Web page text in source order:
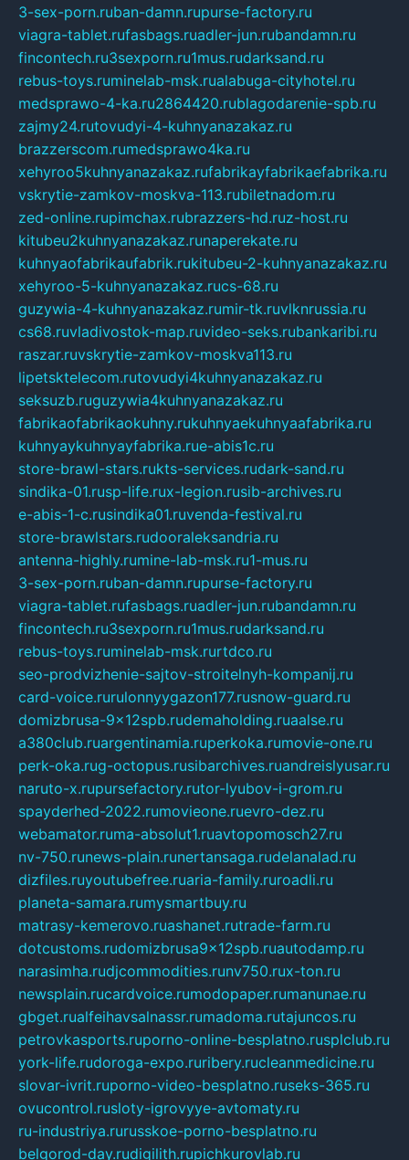
3-sex-porn.ruban-damn.rupurse-factory.ru
viagra-tablet.rufasbags.ruadler-jun.rubandamn.ru
fincontech.ru3sexporn.ru1mus.rudarksand.ru
rebus-toys.ruminelab-msk.rualabuga-cityhotel.ru
medsprawo-4-ka.ru2864420.rublagodarenie-spb.ru
zajmy24.rutovudyi-4-kuhnyanazakaz.ru
brazzerscom.rumedsprawo4ka.ru
xehyroo5kuhnyanazakaz.rufabrikayfabrikaefabrika.ru
vskrytie-zamkov-moskva-113.rubiletnadom.ru
zed-online.rupimchax.rubrazzers-hd.ruz-host.ru
kitubeu2kuhnyanazakaz.runaperekate.ru
kuhnyaofabrikaufabrik.rukitubeu-2-kuhnyanazakaz.ru
xehyroo-5-kuhnyanazakaz.rucs-68.ru
guzywia-4-kuhnyanazakaz.rumir-tk.ruvlknrussia.ru
cs68.ruvladivostok-map.ruvideo-seks.rubankaribi.ru
raszar.ruvskrytie-zamkov-moskva113.ru
lipetsktelecom.rutovudyi4kuhnyanazakaz.ru
seksuzb.ruguzywia4kuhnyanazakaz.ru
fabrikaofabrikaokuhny.rukuhnyaekuhnyaafabrika.ru
kuhnyaykuhnyayfabrika.rue-abis1c.ru
store-brawl-stars.rukts-services.rudark-sand.ru
sindika-01.rusp-life.rux-legion.rusib-archives.ru
e-abis-1-c.rusindika01.ruvenda-festival.ru
store-brawlstars.rudooraleksandria.ru
antenna-highly.rumine-lab-msk.ru1-mus.ru
3-sex-porn.ruban-damn.rupurse-factory.ru
viagra-tablet.rufasbags.ruadler-jun.rubandamn.ru
fincontech.ru3sexporn.ru1mus.rudarksand.ru
rebus-toys.ruminelab-msk.rurtdco.ru
seo-prodvizhenie-sajtov-stroitelnyh-kompanij.ru
card-voice.rurulonnyygazon177.rusnow-guard.ru
domizbrusa-9x12spb.rudemaholding.ruaalse.ru
a380club.ruargentinamia.ruperkoka.rumovie-one.ru
perk-oka.rug-octopus.rusibarchives.ruandreislyusar.ru
naruto-x.rupursefactory.rutor-lyubov-i-grom.ru
spayderhed-2022.rumovieone.ruevro-dez.ru
webamator.ruma-absolut1.ruavtopomosch27.ru
nv-750.runews-plain.runertansaga.rudelanalad.ru
dizfiles.ruyoutubefree.ruaria-family.ruroadli.ru
planeta-samara.rumysmartbuy.ru
matrasy-kemerovo.ruashanet.rutrade-farm.ru
dotcustoms.rudomizbrusa9x12spb.ruautodamp.ru
narasimha.rudjcommodities.runv750.rux-ton.ru
newsplain.rucardvoice.rumodopaper.rumanunae.ru
gbget.rualfeihavsalnassr.rumadoma.rutajuncos.ru
petrovkasports.ruporno-online-besplatno.rusplclub.ru
york-life.rudoroga-expo.ruribery.rucleanmedicine.ru
slovar-ivrit.ruporno-video-besplatno.ruseks-365.ru
ovucontrol.rusloty-igrovyye-avtomaty.ru
ru-industriya.rurusskoe-porno-besplatno.ru
belgorod-day.rudigilith.rupichkurovlab.ru